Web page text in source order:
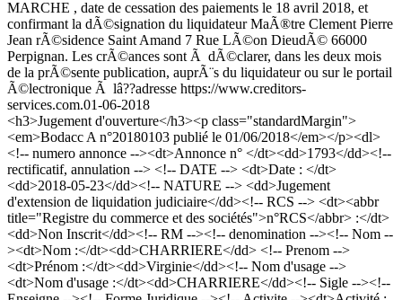
MARCHE , date de cessation des paiements le 18 avril 2018, et
confirmant la dÃ©signation du liquidateur MaÃ®tre Clement Pierre
Jean rÃ©sidence Saint Amand 7 Rue LÃ©on DieudÃ© 66000
Perpignan. Les crÃ©ances sont Ã dÃ©clarer, dans les deux mois
de la prÃ©sente publication, auprÃ¨s du liquidateur ou sur le portail
Ã©lectronique Ã lâ??adresse https://www.creditors-
services.com.01-06-2018
<h3>Jugement d'ouverture</h3><p class="standardMargin">
<em>Bodacc A n°20180103 publié le 01/06/2018</em></p><dl>
<!-- numero annonce --><dt>Annonce n° </dt><dd>1793</dd><!--
rectificatif, annulation --> <!-- DATE --> <dt>Date : </dt>
<dd>2018-05-23</dd><!-- NATURE --> <dd>Jugement
d'extension de liquidation judiciaire</dd><!-- RCS --> <dt><abbr
title="Registre du commerce et des sociétés">n°RCS</abbr> :</dt>
<dd>Non Inscrit</dd><!-- RM --><!-- denomination --><!-- Nom --
><dt>Nom :</dt><dd>CHARRIERE</dd> <!-- Prenom -->
<dt>Prénom :</dt><dd>Virginie</dd><!-- Nom d'usage -->
<dt>Nom d'usage :</dt><dd>CHARRIERE</dd><!-- Sigle --><!--